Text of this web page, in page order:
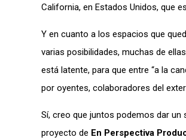
California, en Estados Unidos, que
Y en cuanto a los espacios que
varias posibilidades, muchas de
está latente, para que entre “a la
por oyentes, colaboradores del
Sí, creo que juntos podemos dar
proyecto de En Perspectiva